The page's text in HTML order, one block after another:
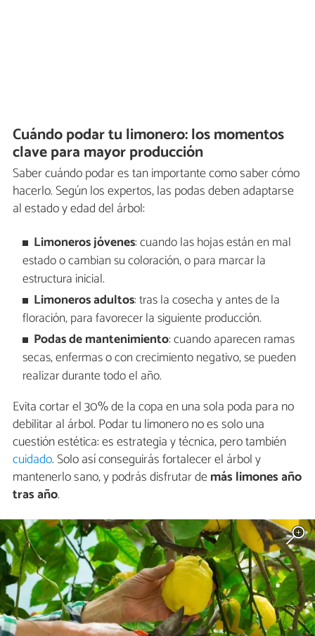
Cuándo podar tu limonero: los momentos
clave para mayor producción
Saber cuándo podar es tan importante como saber cómo
hacerlo. Según los expertos, las podas deben adaptarse
al estado y edad del árbol:
Limoneros jóvenes: cuando las hojas están en mal
estado o cambian su coloración, o para marcar la
estructura inicial.
Limoneros adultos: tras la cosecha y antes de la
floración, para favorecer la siguiente producción.
Podas de mantenimiento: cuando aparecen ramas
secas, enfermas o con crecimiento negativo, se pueden
realizar durante todo el año.
Evita cortar el 30% de la copa en una sola poda para no
debilitar al árbol. Podar tu limonero no es solo una
cuestión estética: es estrategia y técnica, pero también
cuidado. Solo así conseguirás fortalecer el árbol y
mantenerlo sano, y podrás disfrutar demás limones año
tras año.